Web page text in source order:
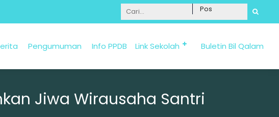
Informasi Penerimaan Santri Baru 2025/2026
Pengumuman Info PPDB Link Sekolah Buletin Bil Qalam
Jiwa Wirausaha Santri